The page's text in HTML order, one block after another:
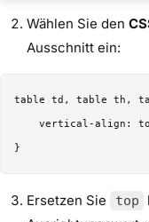
Wählen Sie den
Ausschnitt ein:
table td, table th,
vertical-align:
Ersetzen Sie top